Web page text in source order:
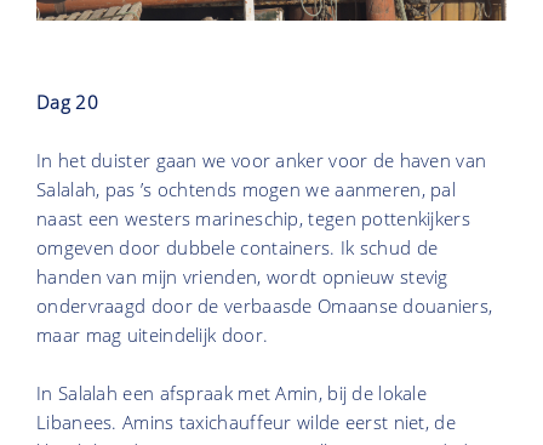
Dag 20
In het duister gaan we voor anker voor de haven van
Salalah, pas ’s ochtends mogen we aanmeren, pal
naast een westers marineschip, tegen pottenkijkers
omgeven door dubbele containers. Ik schud de
handen van mijn vrienden, wordt opnieuw stevig
ondervraagd door de verbaasde Omaanse douaniers,
maar mag uiteindelijk door.
In Salalah een afspraak met Amin, bij de lokale
Libanees. Amins taxichauffeur wilde eerst niet, de